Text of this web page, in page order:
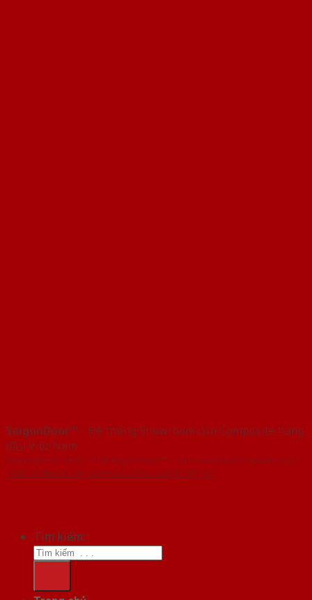
SaigonDoor™ - Hệ thống Showroom cửa Composite hàng
đầu Việt Nam
Copyright ⓒ 2016 – 2026 SaigonDoor™ - www.cuanhuacomposite.org |
Thiết kế Web & Vận hành bởi CÔNG NGHỆ VIỆT JSC
Tìm kiếm: